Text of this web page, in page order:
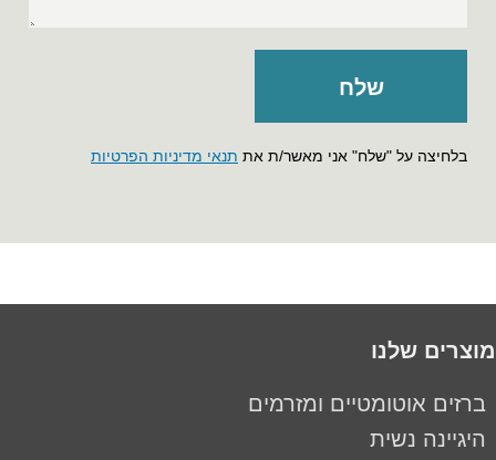
בלחיצה על "שלח" אני מאשר/ת את תנאי מדיניות הפרטיות
מוצרים שלנו
ברזים אוטומטיים ומזרמים
היגיינה נשית